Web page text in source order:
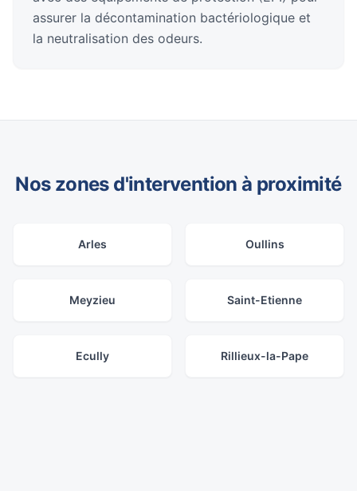
assurer la décontamination bactériologique et
la neutralisation des odeurs.
Nos zones d'intervention à proximité
Arles Oullins
Meyzieu Saint-Etienne
Ecully Rillieux-la-Pape